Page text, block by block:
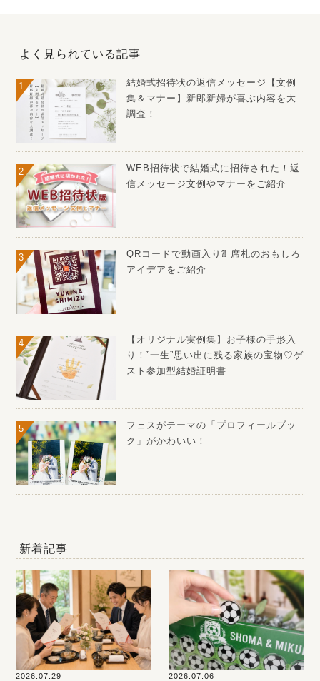
よく見られている記事
結婚式招待状の返信メッセージ【文例
集＆マナー】新郎新婦が喜ぶ内容を大
調査！
WEB招待状で結婚式に招待された！返
信メッセージ文例やマナーをご紹介
QRコードで動画入り⁈ 席札のおもしろ
アイデアをご紹介
【オリジナル実例集】お子様の手形入
り！”一生”思い出に残る家族の宝物♡ゲ
スト参加型結婚証明書
フェスがテーマの「プロフィールブッ
ク」がかわいい！
新着記事
2026.07.29 2026.07.06